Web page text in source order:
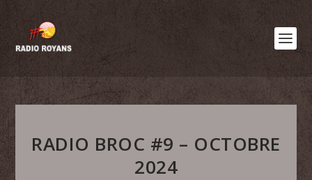
RADIO BROC #9 – OCTOBRE
2024